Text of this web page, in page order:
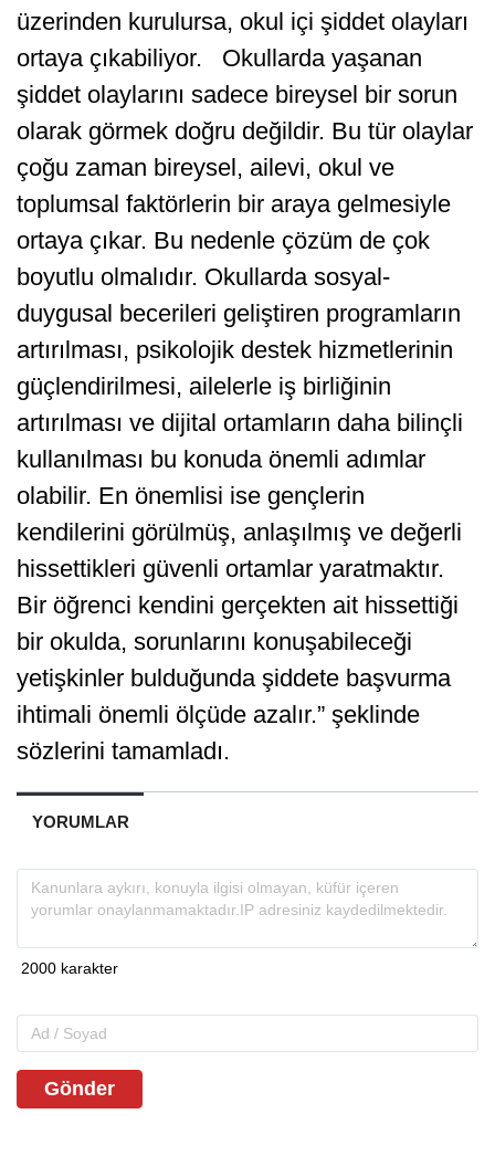
üzerinden kurulursa, okul içi şiddet olayları
ortaya çıkabiliyor. Okullarda yaşanan
şiddet olaylarını sadece bireysel bir sorun
olarak görmek doğru değildir. Bu tür olaylar
çoğu zaman bireysel, ailevi, okul ve
toplumsal faktörlerin bir araya gelmesiyle
ortaya çıkar. Bu nedenle çözüm de çok
boyutlu olmalıdır. Okullarda sosyal-
duygusal becerileri geliştiren programların
artırılması, psikolojik destek hizmetlerinin
güçlendirilmesi, ailelerle iş birliğinin
artırılması ve dijital ortamların daha bilinçli
kullanılması bu konuda önemli adımlar
olabilir. En önemlisi ise gençlerin
kendilerini görülmüş, anlaşılmış ve değerli
hissettikleri güvenli ortamlar yaratmaktır.
Bir öğrenci kendini gerçekten ait hissettiği
bir okulda, sorunlarını konuşabileceği
yetişkinler bulduğunda şiddete başvurma
ihtimali önemli ölçüde azalır.” şeklinde
sözlerini tamamladı.
YORUMLAR
Gönder